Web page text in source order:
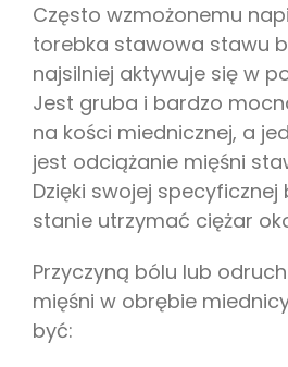
Często wzmożonemu
torebka stawowa stawu
najsilniej aktywuje się w
Jest gruba i bardzo
na kości miednicznej, a
jest odciążanie mięśni
Dzięki swojej
stanie utrzymać ciężar
Przyczyną bólu lub
mięśni w obrębie
być: